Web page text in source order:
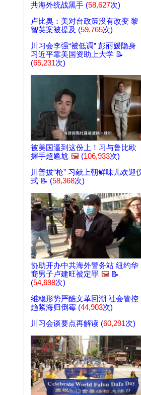
共海外统战黑手 (58,627次)
卢比奥：美对台政策没有改变 黎
智英案被提及 (59,765次)
川习会李强“被低调” 彭丽媛隐身
习近平靠美国资助上大学 📝
(65,231次)
被美国逼到这份上！习与鲁比欧
握手超尴尬 🖼️ (106,933次)
川普拔“枪” 习献上朝鲜味儿欢迎
式 📝 (58,368次)
协助开办中共海外警务站 纽约华
裔男子卢建旺被定罪 🖼️ 📝
(54,698次)
维稳形势严酷文革回潮 社会管控
趋紧海归倒霉 (44,903次)
川习会谈要点再解读 (60,291次)